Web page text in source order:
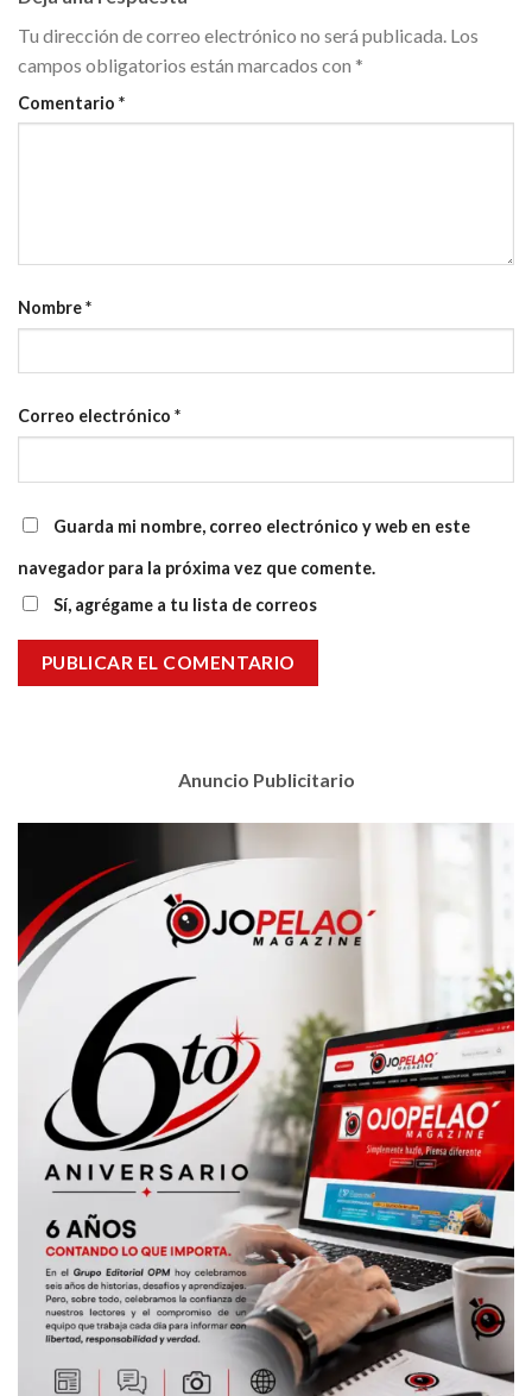
Tu dirección de correo electrónico no será publicada. Los
campos obligatorios están marcados con *
Comentario *
Nombre*
Correo electrónico *
Guarda mi nombre, correo electrónico y web en este
navegador para la próxima vez que comente.
Sí, agrégame a tu lista de correos
Anuncio Publicitario